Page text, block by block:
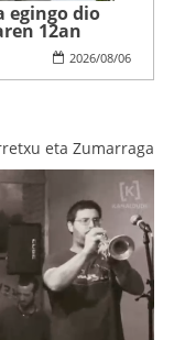
egingo dio
12an
2026/08/06
eta Zumarraga